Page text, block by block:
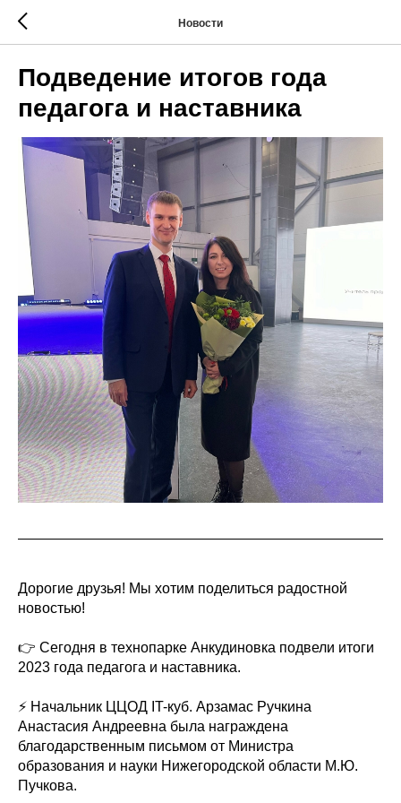
Новости
Подведение итогов года
педагога и наставника
Дорогие друзья! Мы хотим поделиться радостной
новостью!
👉 Сегодня в технопарке Анкудиновка подвели итоги
2023 года педагога и наставника.
⚡ Начальник ЦЦОД IT-куб. Арзамас Ручкина
Анастасия Андреевна была награждена
благодарственным письмом от Министра
образования и науки Нижегородской области М.Ю.
Пучкова.